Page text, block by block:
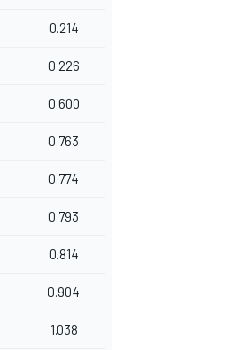
0.214
0.226
0.600
0.763
0.774
0.793
0.814
0.904
1.038